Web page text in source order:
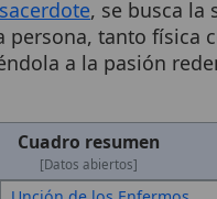
Cuadro resumen
[Datos abiertos]
Término
Sacramento de la Unción de los